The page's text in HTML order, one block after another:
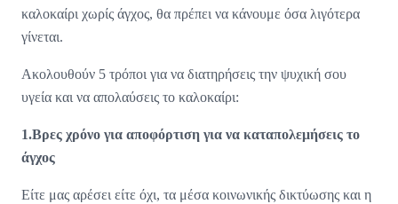
καλοκαίρι χωρίς άγχος, θα πρέπει να κάνουμε όσα λιγότερα
γίνεται.
Ακολουθούν 5 τρόποι για να διατηρήσεις την ψυχική σου
υγεία και να απολαύσεις το καλοκαίρι:
1.Βρες χρόνο για αποφόρτιση για να καταπολεμήσεις το
άγχος
Είτε μας αρέσει είτε όχι, τα μέσα κοινωνικής δικτύωσης και η